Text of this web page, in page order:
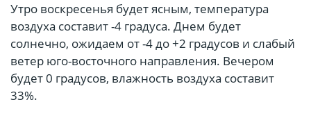
Утро воскресенья будет ясным, температура
воздуха составит -4 градуса. Днем будет
солнечно, ожидаем от -4 до +2 градусов и слабый
ветер юго-восточного направления. Вечером
будет 0 градусов, влажность воздуха составит
33%.